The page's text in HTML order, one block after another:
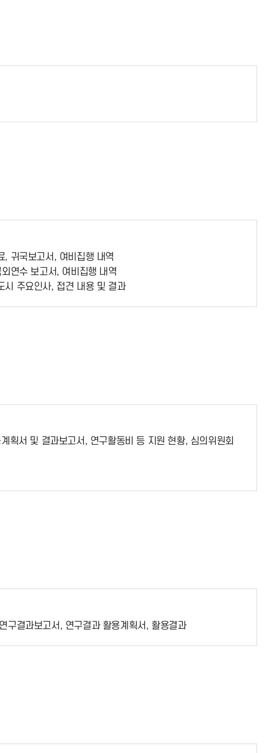
, 귀국보고서, 여비집행 내역
연수 보고서, 여비집행 내역
시 주요인사, 접견 내용 및 결과
획서 및 결과보고서, 연구활동비 등 지원 현황, 심의위원회
구결과보고서, 연구결과 활용계획서, 활용결과